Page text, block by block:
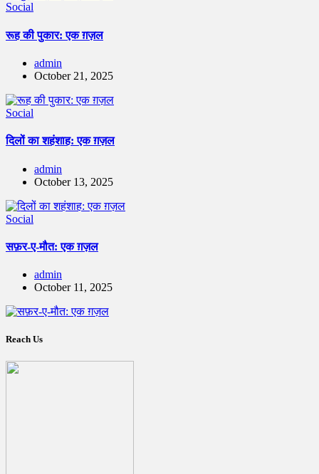
Social
रूह की पुकार: एक ग़ज़ल
admin
October 21, 2025
Social
दिलों का शहंशाह: एक ग़ज़ल
admin
October 13, 2025
Social
सफ़र-ए-मौत: एक ग़ज़ल
admin
October 11, 2025
Reach Us